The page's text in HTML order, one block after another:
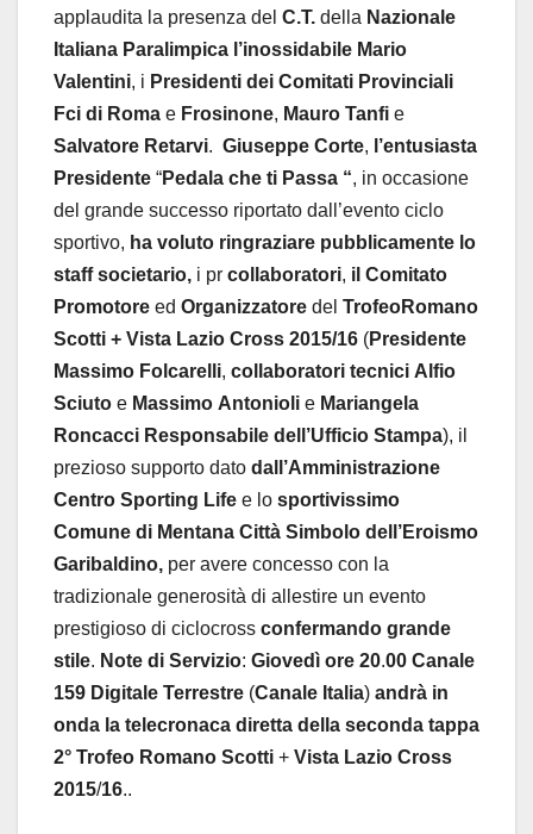
applaudita la presenza del C.T. della Nazionale
Italiana Paralimpica l’inossidabile Mario
Valentini, i Presidenti dei Comitati Provinciali
Fci di Roma e Frosinone, Mauro Tanfi e
Salvatore Retarvi. Giuseppe Corte, l’entusiasta
Presidente “Pedala che ti Passa “, in occasione
del grande successo riportato dall’evento ciclo
sportivo, ha voluto ringraziare pubblicamente lo
staff societario, i pr collaboratori, il Comitato
Promotore ed Organizzatore del TrofeoRomano
Scotti + Vista Lazio Cross 2015/16 (Presidente
Massimo Folcarelli, collaboratori tecnici Alfio
Sciuto e Massimo Antonioli e Mariangela
Roncacci Responsabile dell’Ufficio Stampa), il
prezioso supporto dato dall’Amministrazione
Centro Sporting Life e lo sportivissimo
Comune di Mentana Città Simbolo dell’Eroismo
Garibaldino, per avere concesso con la
tradizionale generosità di allestire un evento
prestigioso di ciclocross confermando grande
stile. Note di Servizio: Giovedì ore 20.00 Canale
159 Digitale Terrestre (Canale Italia) andrà in
onda la telecronaca diretta della seconda tappa
2° Trofeo Romano Scotti + Vista Lazio Cross
2015/16..